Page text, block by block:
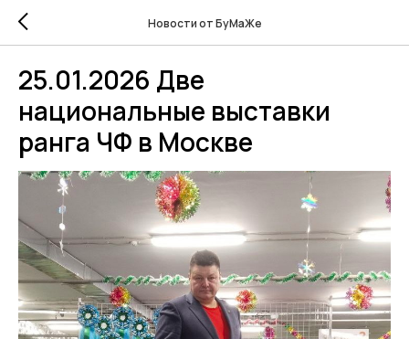
Новости от БуМаЖе
25.01.2026 Две
национальные выставки
ранга ЧФ в Москве